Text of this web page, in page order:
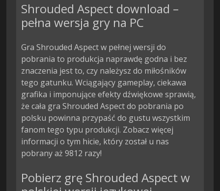
Shrouded Aspect download –
pełna wersja gry na PC
Gra Shrouded Aspect w pełnej wersji do
pobrania to produkcja naprawdę godna i bez
znaczenia jest to, czy należysz do miłośników
tego gatunku. Wciągający gameplay, ciekawa
grafika i imponujące efekty dźwiękowe sprawią,
że cała gra Shrouded Aspect do pobrania po
polsku powinna przypaść do gustu wszystkim
fanom tego typu produkcji. Zobacz więcej
informacji o tym hicie, który został u nas
pobrany aż 9812 razy!
Pobierz grę Shrouded Aspect w